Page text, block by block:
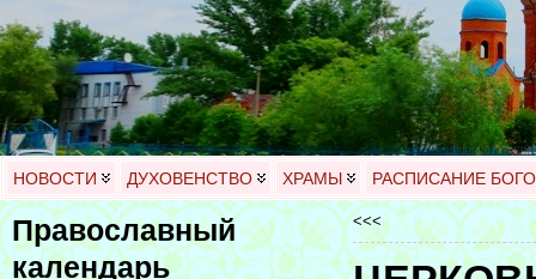
НОВОСТИ ДУХОВЕНСТВО ХРАМЫ РАСПИСАНИЕ
Православный
календарь
<<<